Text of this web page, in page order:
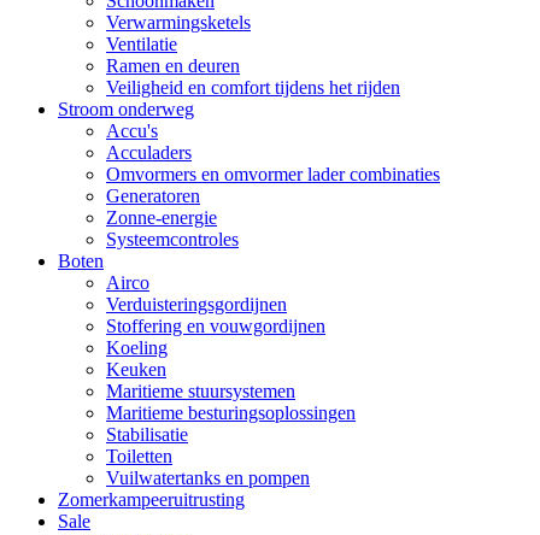
Verwarmingsketels
Ventilatie
Ramen en deuren
Veiligheid en comfort tijdens het rijden
Stroom onderweg
Accu's
Acculaders
Omvormers en omvormer lader combinaties
Generatoren
Zonne-energie
Systeemcontroles
Boten
Airco
Verduisteringsgordijnen
Stoffering en vouwgordijnen
Koeling
Keuken
Maritieme stuursystemen
Maritieme besturingsoplossingen
Stabilisatie
Toiletten
Vuilwatertanks en pompen
Zomerkampeeruitrusting
Sale